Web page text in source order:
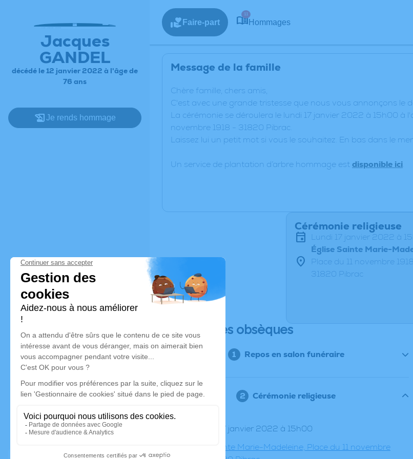
Jacques
GANDEL
décédé le 12 janvier 2022 à l'âge de
76 ans
Je rends hommage
Faire-part
11
Hommages
Message de la famille
Chère famille, chers amis,
C'est avec une grande tristesse que nous vous annonçons le
La cérémonie se déroulera le lundi 17 janvier 2022 à 15h00 à
novembre 1918 - 31820 Pibrac.
Laissez lui un petit mot si vous le souhaitez. En bas dans le
Un service de plantation d’arbre hommage est disponible ici
Cérémonie religieuse
lundi 17 janvier 2022 à
Église Sainte Marie-
Place du 11 novembre 1918
31820 Pibrac
Déroulé des obsèques
Repos en salon funéraire
Cérémonie religieuse
Le lundi 17 janvier 2022 à 15h00
Église Sainte Marie-Madeleine, Place du 11 novembre